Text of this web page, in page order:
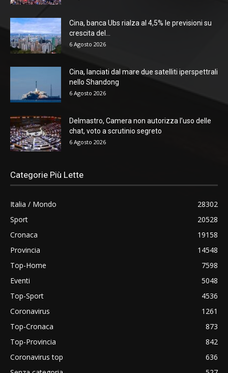
Cina, banca Ubs rialza al 4,5% le previsioni su
crescita del...
6 Agosto 2026
Cina, lanciati dal mare due satelliti iperspettrali
nello Shandong
6 Agosto 2026
Delmastro, Camera non autorizza l’uso delle
chat, voto a scrutinio segreto
6 Agosto 2026
Categorie Più Lette
Italia / Mondo
28302
Sport
20528
Cronaca
19158
Provincia
14548
Top-Home
7598
Eventi
5048
Top-Sport
4536
Coronavirus
1261
Top-Cronaca
873
Top-Provincia
842
Coronavirus top
636